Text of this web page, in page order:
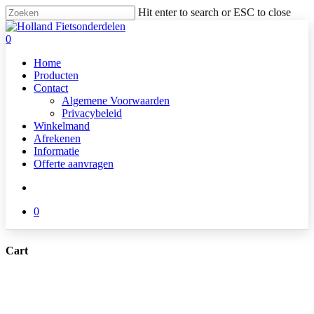
Skip
to
main
Hit enter to search or ESC to close
Close
Search
search
0
Home
Producten
Contact
Algemene Voorwaarden
Privacybeleid
Winkelmand
Afrekenen
Informatie
Offerte aanvragen
0
Cart